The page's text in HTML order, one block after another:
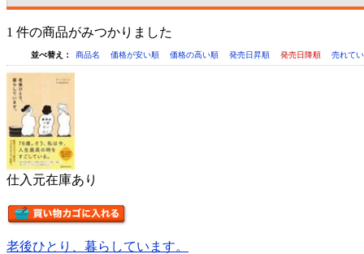
1 件の商品がみつかりました
並べ替え： 商品名 価格が安い順 価格の高い順 発売日昇順 発売日降順 売れて
仕入元在庫あり
老後ひとり、暮らしています。